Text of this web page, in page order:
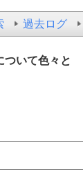
過去ログ
ついて色々と